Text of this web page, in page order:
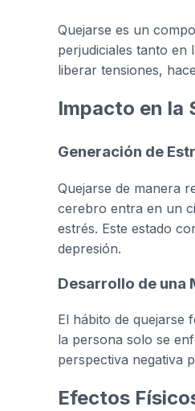
Quejarse es un
perjudiciales tanto
liberar tensiones,
Impacto en la
Generación de
Quejarse de manera
cerebro entra en un
estrés. Este estado
depresión.
Desarrollo de una
El hábito de quejarse
la persona solo se
perspectiva negativa
Efectos